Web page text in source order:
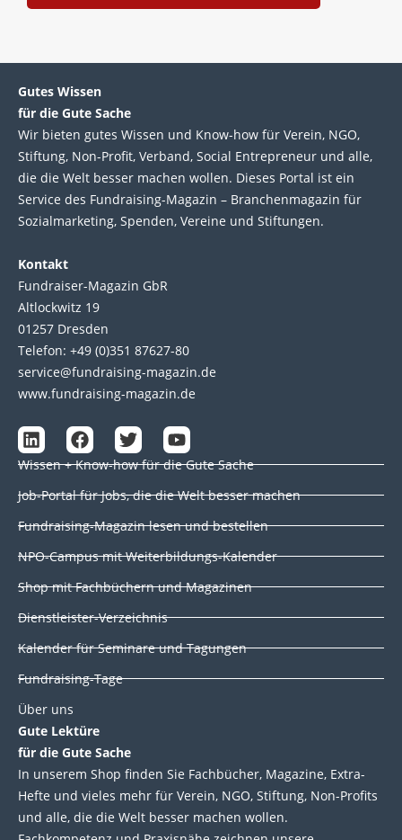
Gutes Wissen
für die Gute Sache
Wir bie­ten gutes Wis­sen und Know-how für Ver­ein, NGO,
Stif­tung, Non-Profit, Ver­band, Social Entre­pre­neur und alle,
die die Welt bes­ser machen wol­len. Die­ses Por­tal ist ein
Service des Fund­raising-Magazin – Bran­chen­magazin für
Sozial­marke­ting, Spen­den, Ver­eine und Stif­tun­gen.
Kontakt
Fundraiser-Magazin GbR
Altlockwitz 19
01257 Dresden
Telefon: +49 (0)351 87627-80
service@fundraising-magazin.de
www.fundraising-magazin.de
L
i
n
k
e
d
n
F
a
c
e
b
o
o
k
T
w
i
t
e
Y
o
u
t
u
b
Wissen + Know-how für die Gute Sache
Job-Portal für Jobs, die die Welt besser machen
Fundraising-Magazin lesen und bestellen
NPO-Campus mit Weiterbildungs-Kalender
Shop mit Fachbüchern und Magazinen
Dienstleister-Verzeichnis
Kalender für Seminare und Tagungen
Fundraising-Tage
Über uns
Gute Lektüre
für die Gute Sache
In unserem Shop finden Sie Fachbücher, Magazine, Extra-
Hefte und vieles mehr für Verein, NGO, Stiftung, Non-Profits
und alle, die die Welt besser machen wollen.